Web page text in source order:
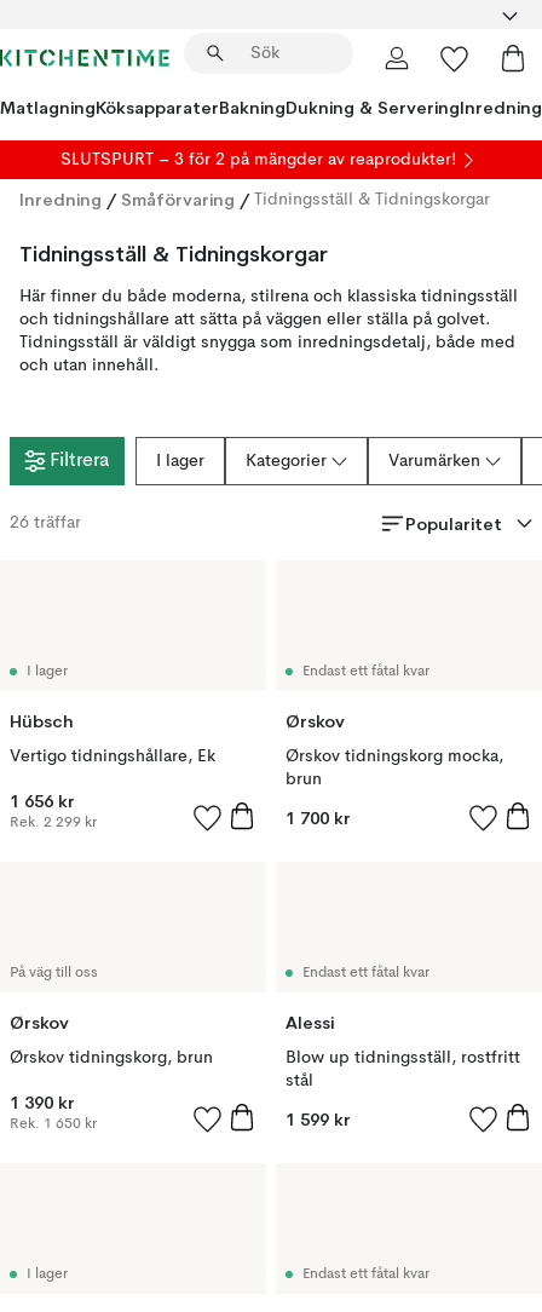
MatlagningKöksapparaterBakningDukning & ServeringInredning
SLUTSPURT – 3 för 2 på mängder av reaprodukter!
Inredning / Småförvaring / Tidningsställ & Tidningskorgar
Tidningsställ & Tidningskorgar
Här finner du både moderna, stilrena och klassiska tidningsställ
och tidningshållare att sätta på väggen eller ställa på golvet.
Tidningsställ är väldigt snygga som inredningsdetalj, både med
och utan innehåll.
Filtrera I lager Kategorier Varumärken
26 träffar Popularitet
I lager
Hübsch
Vertigo tidningshållare, Ek
1 656 kr
Rek. 2 299 kr
Endast ett fåtal kvar
Ørskov
Ørskov tidningskorg mocka,
brun
1 700 kr
På väg till oss
Ørskov
Ørskov tidningskorg, brun
1 390 kr
Rek. 1 650 kr
Endast ett fåtal kvar
Alessi
Blow up tidningsställ, rostfritt
stål
1 599 kr
I lager Endast ett fåtal kvar